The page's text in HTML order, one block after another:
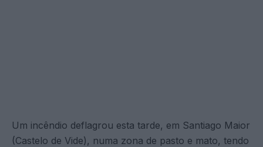
Um incêndio deflagrou esta tarde, em Santiago Maior
(Castelo de Vide), numa zona de pasto e mato, tendo